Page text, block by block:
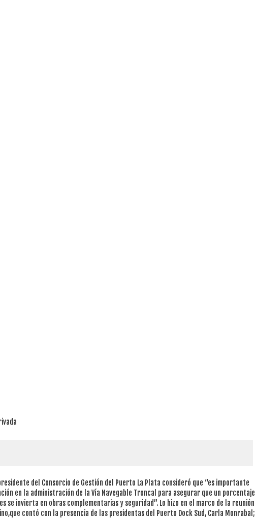
del Consorcio de Gestión del Puerto La Plata consideró que “es importante
en la administración de la Vía Navegable Troncal para asegurar que un porcentaje
se invierta en obras complementarias y seguridad”. Lo hizo en el marco de la reunión
contó con la presencia de las presidentas del Puerto Dock Sud, Carla Monrabal;